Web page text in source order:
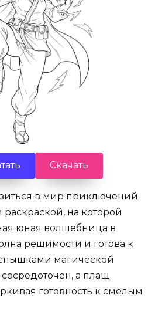
Скачать
в мир приключений
на которой
юная волшебница в
решимости и готова к
магической
а плащ
готовность к смелым